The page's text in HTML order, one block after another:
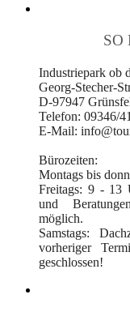
SO
Industriepark ob
Georg-Stecher-
D-97947
Telefon: 09346/
E-Mail:
Bürozeiten:
Montags bis
Freitags: 9 - 13
und
möglich.
Samstags:
vorheriger
geschlossen!